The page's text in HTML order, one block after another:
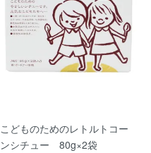
こどものためのレトルトコー
ンシチュー 80g×2袋